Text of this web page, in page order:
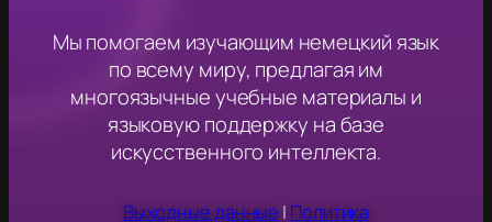
Мы помогаем изучающим немецкий язык
по всему миру, предлагая им
многоязычные учебные материалы и
языковую поддержку на базе
искусственного интеллекта.
Выходные данные | Политика